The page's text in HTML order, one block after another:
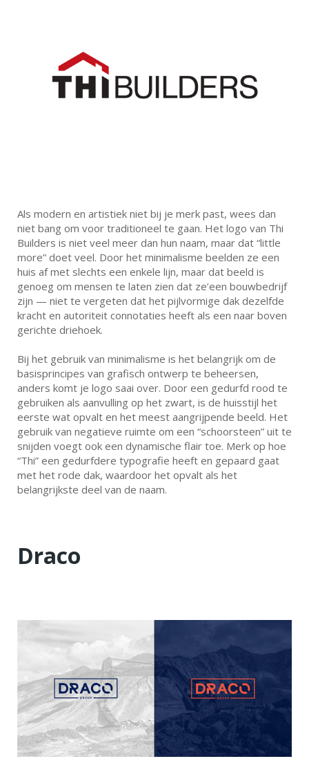
Als modern en artistiek niet bij je merk past, wees dan
niet bang om voor traditioneel te gaan. Het logo van Thi
Builders is niet veel meer dan hun naam, maar dat “little
more” doet veel. Door het minimalisme beelden ze een
huis af met slechts een enkele lijn, maar dat beeld is
genoeg om mensen te laten zien dat ze’een bouwbedrijf
zijn — niet te vergeten dat het pijlvormige dak dezelfde
kracht en autoriteit connotaties heeft als een naar boven
gerichte driehoek.
Bij het gebruik van minimalisme is het belangrijk om de
basisprincipes van grafisch ontwerp te beheersen,
anders komt je logo saai over. Door een gedurfd rood te
gebruiken als aanvulling op het zwart, is de huisstijl het
eerste wat opvalt en het meest aangrijpende beeld. Het
gebruik van negatieve ruimte om een “schoorsteen” uit te
snijden voegt ook een dynamische flair toe. Merk op hoe
“Thi” een gedurfdere typografie heeft en gepaard gaat
met het rode dak, waardoor het opvalt als het
belangrijkste deel van de naam.
Draco